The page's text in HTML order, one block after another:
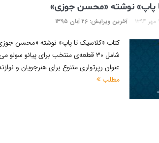
پاپ» نوشته «محسن جوزی»
آخرین ویرایش: ۲۶ آبان ۱۳۹۵
کتاب «کلاسیک تا پاپ» نوشته «محسن
شامل ۳۰ قطعه‌ی منتخب برای پیانو
عنوان رپرتواری متنوع برای هنرجویان و
مطلب